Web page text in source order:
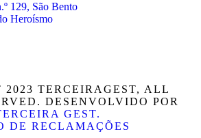
129, São Bento
Heroísmo
2023 TERCEIRAGEST, ALL
DESENVOLVIDO POR
GEST.
DE RECLAMAÇÕES